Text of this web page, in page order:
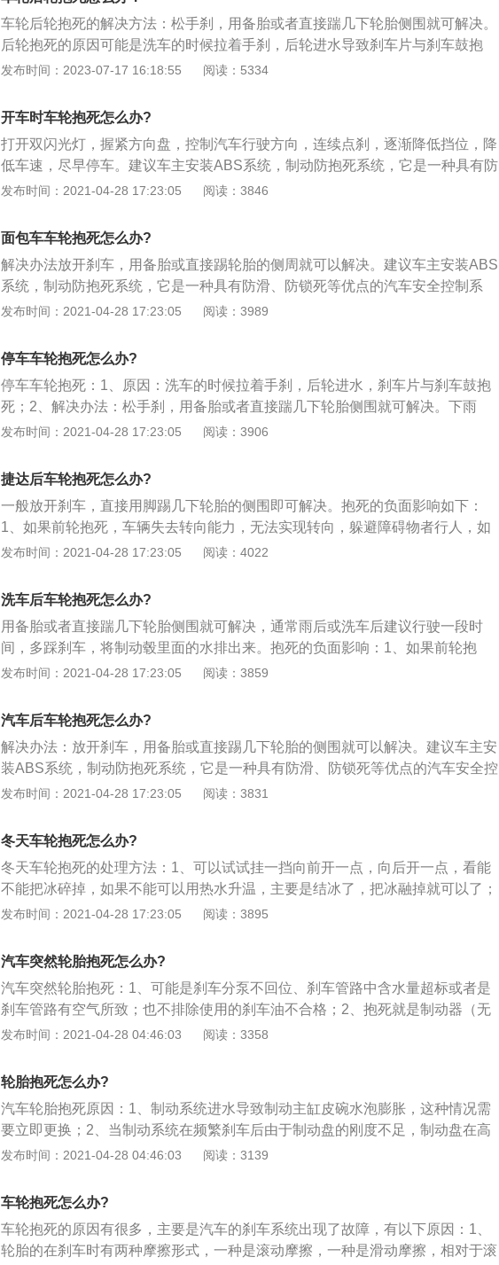
引性能、缓冲性能，同时还要求具备较高耐磨性和耐屈挠性，以及较低的滚动阻
力与生热性。
车轮后轮抱死的解决方法：松手刹，用备胎或者直接踹几下轮胎侧围就可解决。
后轮抱死的原因可能是洗车的时候拉着手刹，后轮进水导致刹车片与刹车鼓抱
死。为了避免错误的刹车行为，包含紧急刹车下所产生的ABS系统，通过轮胎的
移机率。ABS会自行判断轮胎是否趋向抱死现象进而发生作动，直接干涉刹车不
需要透过人为的操控，自行释放刹车的压力，让趋近抱死的轮胎恢复正常的运
转，再给予刹车压力、释放压力，一直反复的作动即可。
发布时间：2023-07-17 16:18:55 阅读：5334
开车时车轮抱死怎么办?
打开双闪光灯，握紧方向盘，控制汽车行驶方向，连续点刹，逐渐降低挡位，降
低车速，尽早停车。建议车主安装ABS系统，制动防抱死系统，它是一种具有防
滑、防锁死等优点的汽车安全控制系统。制动防抱死系统的作用：1、充分发挥
尾，具有良好的行驶稳定性；3、在紧急制动时转向，具有良好的转向操纵性；
4、避免轮胎与地面的剧烈摩擦，减少轮胎的磨损。
发布时间：2021-04-28 17:23:05 阅读：3846
面包车车轮抱死怎么办?
解决办法放开刹车，用备胎或直接踢轮胎的侧周就可以解决。建议车主安装ABS
系统，制动防抱死系统，它是一种具有防滑、防锁死等优点的汽车安全控制系
统。制动防抱死系统的功能：1、充分发挥制动器的效能，减少制动时间和距
急制动时转向，具有良好的转向操纵性；4、避免轮胎与地面的剧烈摩擦，减少
轮胎的磨损。
发布时间：2021-04-28 17:23:05 阅读：3989
停车车轮抱死怎么办?
停车车轮抱死：1、原因：洗车的时候拉着手刹，后轮进水，刹车片与刹车鼓抱
死；2、解决办法：松手刹，用备胎或者直接踹几下轮胎侧围就可解决。下雨
天，洗车，或者长时间放置都可能会出现这种现象，没什么大问题切忌带手刹拖
能会造出刹车片脱胶，这个也看不出来，行车很危险，如遇这种情况，建议连刹
车片一起更换。
发布时间：2021-04-28 17:23:05 阅读：3906
捷达后车轮抱死怎么办?
一般放开刹车，直接用脚踢几下轮胎的侧围即可解决。抱死的负面影响如下：
1、如果前轮抱死，车辆失去转向能力，无法实现转向，躲避障碍物者行人，如
果后轮抱死，车辆失去稳定性，导致侧滑；2、在非对称附着系数的路面，汽车
轮胎局部与地面拖滑，大大降低了轮胎的使用寿命。
发布时间：2021-04-28 17:23:05 阅读：4022
洗车后车轮抱死怎么办?
用备胎或者直接踹几下轮胎侧围就可解决，通常雨后或洗车后建议行驶一段时
间，多踩刹车，将制动毂里面的水排出来。抱死的负面影响：1、如果前轮抱
死，车辆失去转向能力，无法实现转向，躲避障碍物者行人，如果后轮抱死，车
的稳定性，发生侧滑、尾部急转等危险现象；3、车轮抱死导致轮胎局部与地面
拖滑，大大降低了轮胎的使用寿命。
发布时间：2021-04-28 17:23:05 阅读：3859
汽车后车轮抱死怎么办?
解决办法：放开刹车，用备胎或直接踢几下轮胎的侧围就可以解决。建议车主安
装ABS系统，制动防抱死系统，它是一种具有防滑、防锁死等优点的汽车安全控
制系统。制动防抱死系统的作用：1、充分发挥制动器的效能，减少制动时间和
紧急制动时转向，具有良好的转向操纵性；4、避免轮胎与地面的剧烈摩擦，减
少轮胎的磨损。
发布时间：2021-04-28 17:23:05 阅读：3831
冬天车轮抱死怎么办?
冬天车轮抱死的处理方法：1、可以试试挂一挡向前开一点，向后开一点，看能
不能把冰碎掉，如果不能可以用热水升温，主要是结冰了，把冰融掉就可以了；
2、车辆清洗后立即停放在室外，刹车鼓与刹车蹄片之间的水结成冰冻住了；3、
生冻结。
发布时间：2021-04-28 17:23:05 阅读：3895
汽车突然轮胎抱死怎么办?
汽车突然轮胎抱死：1、可能是刹车分泵不回位、刹车管路中含水量超标或者是
刹车管路有空气所致；也不排除使用的刹车油不合格；2、抱死就是制动器（无
论是盘式还是毂式）将轮胎夹紧，轮胎对于制动器没有相对运动，也就是轮胎不
向力接近于0，由于离心力和前轮转向力的作用，汽车不能保持原来的行驶方
向，汽车将一面旋转一面沿曲线行驶即甩尾。
发布时间：2021-04-28 04:46:03 阅读：3358
轮胎抱死怎么办?
汽车轮胎抱死原因：1、制动系统进水导致制动主缸皮碗水泡膨胀，这种情况需
要立即更换；2、当制动系统在频繁刹车后由于制动盘的刚度不足，制动盘在高
温下出现变形，制动盘变形后在下次使用时可能出现车轮抱死；3、刹车片配合
氧化锈粘连的问题，需要在设计阶段合理确定刹车片的配方。
发布时间：2021-04-28 04:46:03 阅读：3139
车轮抱死怎么办?
车轮抱死的原因有很多，主要是汽车的刹车系统出现了故障，有以下原因：1、
轮胎的在刹车时有两种摩擦形式，一种是滚动摩擦，一种是滑动摩擦，相对于滚